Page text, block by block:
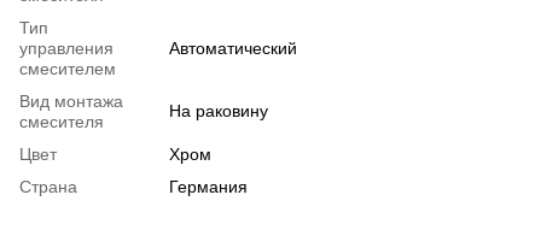
Тип
управления
смесителем
Автоматический
Вид монтажа
смесителя
На раковину
Цвет
Хром
Страна
Германия